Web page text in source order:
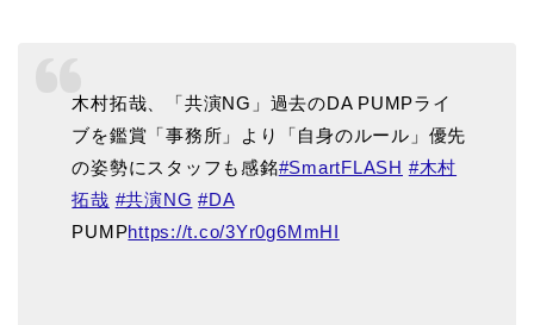
木村拓哉、「共演NG」過去のDA PUMPライ
ブを鑑賞「事務所」より「自身のルール」優先
の姿勢にスタッフも感銘#SmartFLASH #木村
拓哉 #共演NG #DA
PUMPhttps://t.co/3Yr0g6MmHI